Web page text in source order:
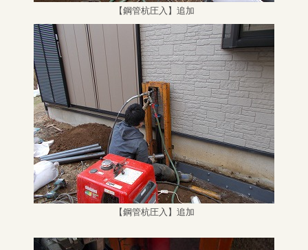
【鋼管杭圧入】追加
【鋼管杭圧入】追加